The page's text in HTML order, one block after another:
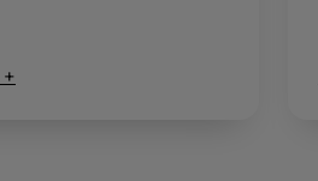
+